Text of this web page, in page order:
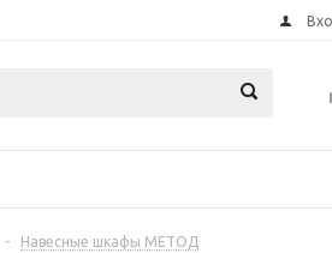
- Навесные шкафы МЕТОД